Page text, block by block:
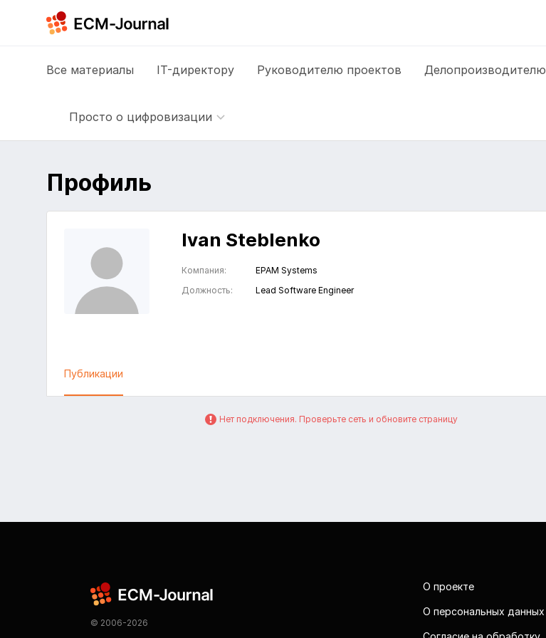
Все материалы IT-директору Руководителю проектов Делопроизводителю
Просто о цифровизации
Профиль
Ivan Steblenko
Компания:
EPAM Systems
Должность:
Lead Software Engineer
Публикации
Нет подключения. Проверьте сеть и обновите страницу
© 2006-2026
О проекте
О персональных данных